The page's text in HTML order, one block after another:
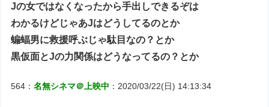
Jの女ではなくなったから手出しできるぞは
わかるけどじゃあJはどうしてるのとか
蝙蝠男に救援呼ぶじゃ駄目なの？とか
黒仮面とJの力関係はどうなってるの？とか
564：名無シネマ＠上映中 ：2020/03/22(日) 14:13:34